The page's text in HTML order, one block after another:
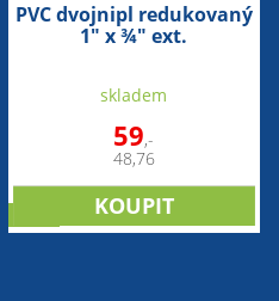
PVC dvojnipl redukovaný
1" x ¾" ext.
skladem
59,-
48,76